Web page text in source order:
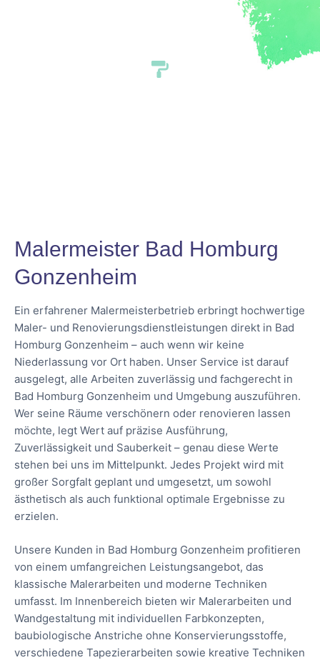
Malermeister Bad Homburg
Gonzenheim
Ein erfahrener Malermeisterbetrieb erbringt hochwertige
Maler- und Renovierungsdienstleistungen direkt in Bad
Homburg Gonzenheim – auch wenn wir keine
Niederlassung vor Ort haben. Unser Service ist darauf
ausgelegt, alle Arbeiten zuverlässig und fachgerecht in
Bad Homburg Gonzenheim und Umgebung auszuführen.
Wer seine Räume verschönern oder renovieren lassen
möchte, legt Wert auf präzise Ausführung,
Zuverlässigkeit und Sauberkeit – genau diese Werte
stehen bei uns im Mittelpunkt. Jedes Projekt wird mit
großer Sorgfalt geplant und umgesetzt, um sowohl
ästhetisch als auch funktional optimale Ergebnisse zu
erzielen.
Unsere Kunden in Bad Homburg Gonzenheim profitieren
von einem umfangreichen Leistungsangebot, das
klassische Malerarbeiten und moderne Techniken
umfasst. Im Innenbereich bieten wir Malerarbeiten und
Wandgestaltung mit individuellen Farbkonzepten,
baubiologische Anstriche ohne Konservierungsstoffe,
verschiedene Tapezierarbeiten sowie kreative Techniken